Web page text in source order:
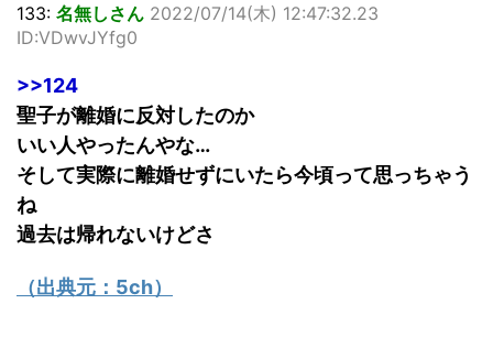
133: 名無しさん 2022/07/14(木) 12:47:32.23
ID:VDwvJYfg0
>>124
聖子が離婚に反対したのか
いい人やったんやな…
そして実際に離婚せずにいたら今頃って思っちゃう
ね
過去は帰れないけどさ
（出典元： 5ch）